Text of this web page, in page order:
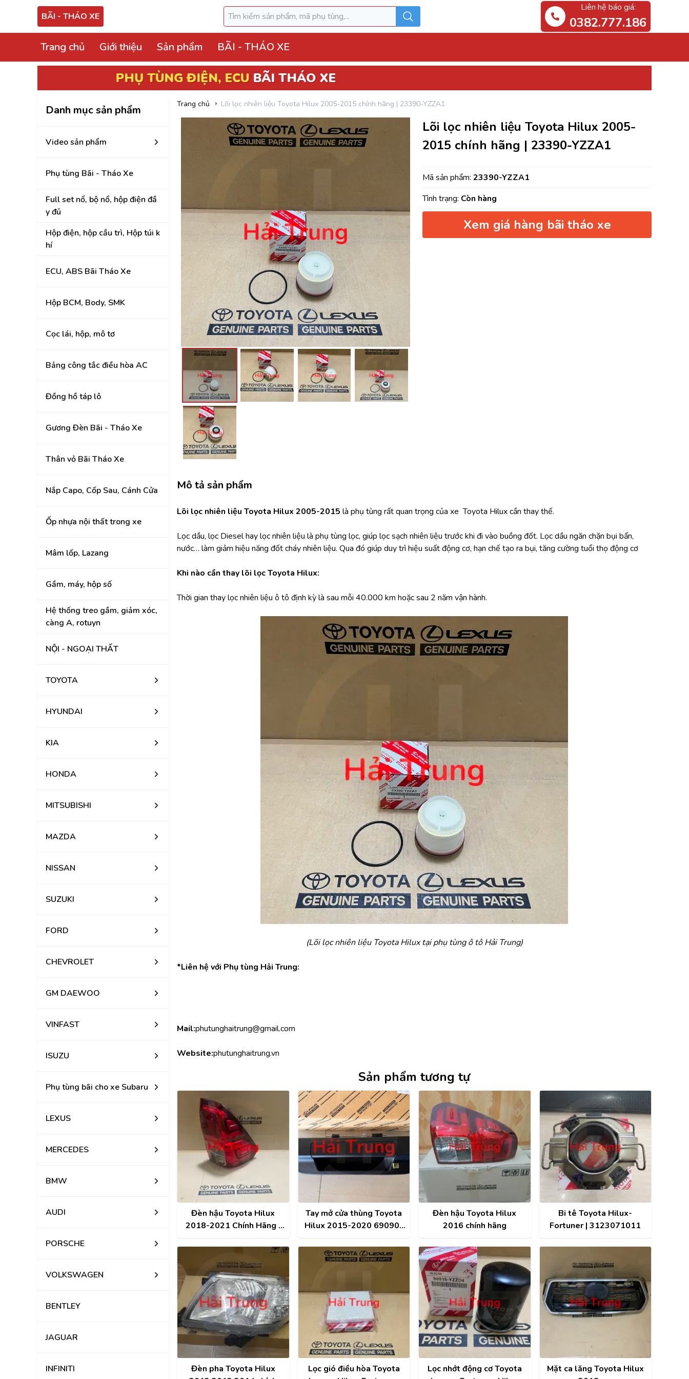
BÃI - THÁO XE
Liên hệ báo giá:
0382.777.186
Trang chủ Giới thiệu Sản phẩm
Video sản phẩm
Phụ tùng Bãi - Tháo Xe
Hộp điện, hộp cầu trì, Hộp túi khí
Đồng hồ táp lô
Gương Đèn Bãi - Tháo Xe
Nắp Capo, Cốp Sau, Cánh Cửa
Ốp nhựa nội thất trong xe
Mâm lốp, Lazang
Hệ thống treo gầm, giảm xóc, càng
A, rotuyn
NỘI - NGOẠI THẤT
HYUNDAI
BÃI - THÁO XE
PHỤ TÙNG ĐIỆN, ECUBÃI THÁO XE
Danh mục sản phẩm
Video sản phẩm
Phụ tùng Bãi - Tháo Xe
Full set nổ, bộ nổ, hộp điện đầ
y đủ
Hộp điện, hộp cầu trì, Hộp túi k
hí
ECU, ABS Bãi Tháo Xe
Hộp BCM, Body, SMK
Cọc lái, hộp, mô tơ
Bảng công tắc điều hòa AC
Đồng hồ táp lô
Gương Đèn Bãi - Tháo Xe
Thân vỏ Bãi Tháo Xe
Nắp Capo, Cốp Sau, Cánh Cửa
Ốp nhựa nội thất trong xe
Mâm lốp, Lazang
Gầm, máy, hộp số
Hệ thống treo gầm, giảm xóc,
càng A, rotuyn
NỘI - NGOẠI THẤT
TOYOTA
HYUNDAI
KIA
HONDA
MITSUBISHI
MAZDA
NISSAN
SUZUKI
FORD
CHEVROLET
GM DAEWOO
VINFAST
ISUZU
Phụ tùng bãi cho xe Subaru
LEXUS
MERCEDES
BMW
AUDI
PORSCHE
VOLKSWAGEN
BENTLEY
JAGUAR
INFINITI
Trang chủ Lõi lọc nhiên liệu Toyota Hilux 2005-2015 chính hãng | 23390-YZZA1
Lõi lọc nhiên liệu Toyota Hilux 2005-
2015 chính hãng | 23390-YZZA1
Mã sản phẩm: 23390-YZZA1
Tình trạng: Còn hàng
Xem giá hàng bãi tháo xe
Mô tả sản phẩm
Lõi lọc nhiên liệu Toyota Hilux 2005-2015 là phụ tùng rất quan trọng của xe  Toyota Hilux cần thay thế.
Lọc dầu, lọc Diesel hay lọc nhiên liệu là phụ tùng lọc, giúp lọc sạch nhiên liệu trước khi đi vào buồng đốt. Lọc dầu ngăn chặn bụi bẩn,
nước… làm giảm hiệu năng đốt cháy nhiên liệu. Qua đó giúp duy trì hiệu suất động cơ, hạn chế tạo ra bụi, tăng cường tuổi thọ động cơ
Khi nào cần thay lõi lọc Toyota Hilux:
Thời gian thay lọc nhiên liệu ô tô định kỳ là sau mỗi 40.000 km hoặc sau 2 năm vận hành.
(Lõi lọc nhiên liệu Toyota Hilux tại phụ tùng ô tô Hải Trung)
*Liên hệ với Phụ tùng Hải Trung:
Mail:phutunghaitrung@gmail.com
Website:phutunghaitrung.vn
Sản phẩm tương tự
Đèn hậu Toyota Hilux
2018-2021 Chính Hãng |
Tay mở cửa thùng Toyota
Hilux 2015-2020 69090-
Đèn hậu Toyota Hilux
2016 chính hãng
Bi tê Toyota Hilux-
Fortuner | 3123071011
Đèn pha Toyota Hilux
Lọc gió điều hòa Toyota
Lọc nhớt động cơ Toyota
Mặt ca lăng Toyota Hilux